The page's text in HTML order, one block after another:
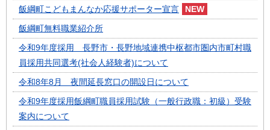
飯綱町こどもまんなか応援サポーター宣言
飯綱町無料職業紹介所
令和9年度採用 長野市・長野地域連携中枢都市圏内市町村職
員採用共同選考(社会人経験者)について
令和8年8月 夜間延長窓口の開設日について
令和9年度採用飯綱町職員採用試験（一般行政職：初級）受験
案内について